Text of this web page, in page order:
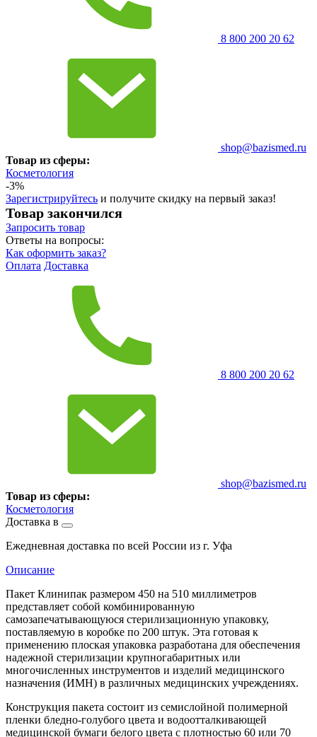
8 800 200 20 62
shop@bazismed.ru
Товар из сферы:
Косметология
-3%
Зарегистрируйтесь и получите скидку на первый заказ!
Товар закончился
Запросить товар
Ответы на вопросы:
Как оформить заказ?
Оплата Доставка
8 800 200 20 62
shop@bazismed.ru
Товар из сферы:
Косметология
Доставка в
Ежедневная доставка по всей России из г. Уфа
Описание
Пакет Клинипак размером 450 на 510 миллиметров
представляет собой комбинированную
самозапечатывающуюся стерилизационную упаковку,
поставляемую в коробке по 200 штук. Эта готовая к
применению плоская упаковка разработана для обеспечения
надежной стерилизации крупногабаритных или
многочисленных инструментов и изделий медицинского
назначения (ИМН) в различных медицинских учреждениях.
Конструкция пакета состоит из семислойной полимерной
пленки бледно-голубого цвета и водоотталкивающей
медицинской бумаги белого цвета с плотностью 60 или 70